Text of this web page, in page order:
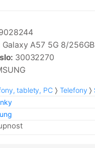
Galaxy A57 5G 8/
30032270
tablety, PC Telefony